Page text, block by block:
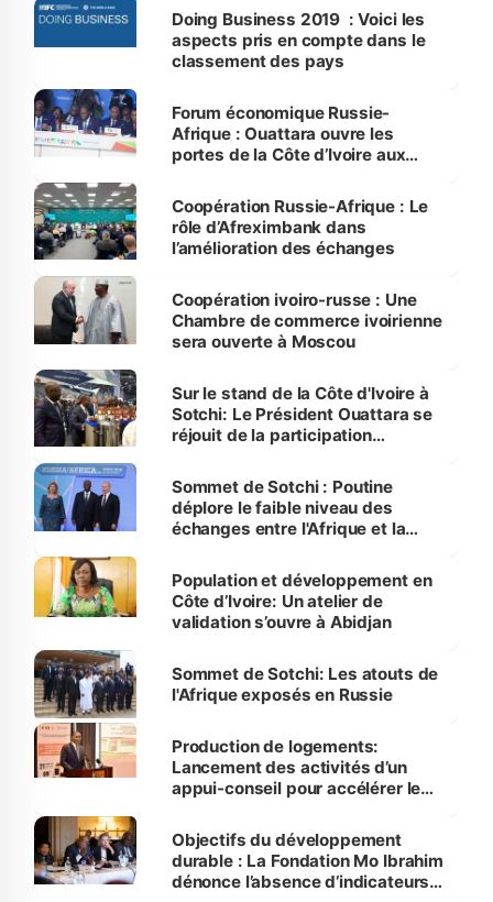
Doing Business 2019 : Voici les
aspects pris en compte dans le
classement des pays
Forum économique Russie-
Afrique : Ouattara ouvre les
portes de la Côte d’Ivoire aux
Coopération Russie-Afrique : Le
rôle d’Afreximbank dans
l’amélioration des échanges
Coopération ivoiro-russe : Une
Chambre de commerce ivoirienne
sera ouverte à Moscou
Sur le stand de la Côte d'Ivoire à
Sotchi: Le Président Ouattara se
réjouit de la participation
événement" riche en opportunités
Sommet de Sotchi : Poutine
déplore le faible niveau des
échanges entre l'Afrique et la
Population et développement en
Côte d’Ivoire: Un atelier de
validation s’ouvre à Abidjan
Sommet de Sotchi: Les atouts de
l'Afrique exposés en Russie
Production de logements:
Lancement des activités d’un
appui-conseil pour accélérer le
Objectifs du développement
durable : La Fondation Mo Ibrahim
dénonce l’absence d’indicateurs